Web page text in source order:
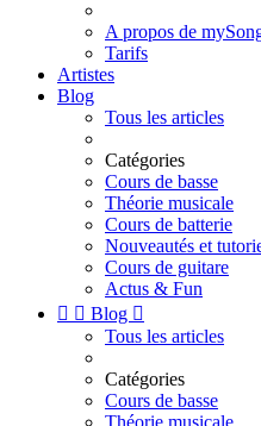
A propos de
Tarifs
Artistes
Blog
Tous les articles
Catégories
Cours de basse
Théorie musicale
Cours de batterie
Nouveautés et
Cours de guitare
Actus & Fun
  Blog 
Tous les articles
Catégories
Cours de basse
Théorie musicale